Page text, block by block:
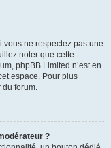
ne respectez pas une
noter que cette
phpBB Limited n’est en
espace. Pour plus
du forum.
?